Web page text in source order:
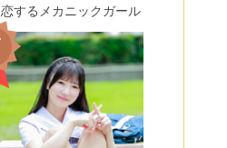
恋するメカニックガール